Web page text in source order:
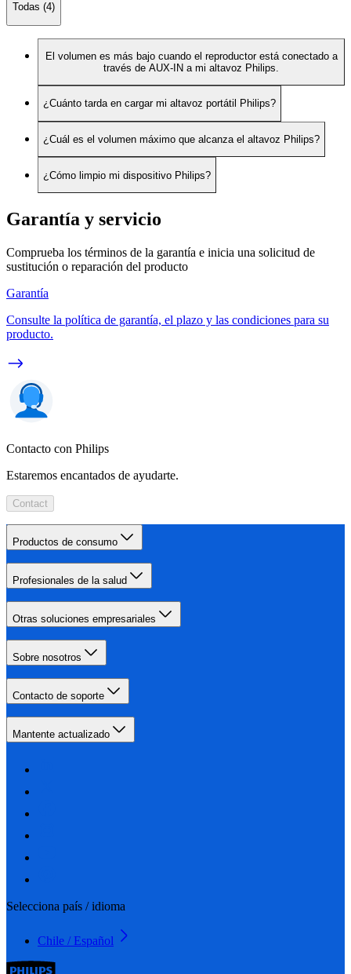
Todas (4)
El volumen es más bajo cuando el reproductor está conectado a
través de AUX-IN a mi altavoz Philips.
¿Cuánto tarda en cargar mi altavoz portátil Philips?
¿Cuál es el volumen máximo que alcanza el altavoz Philips?
¿Cómo limpio mi dispositivo Philips?
Garantía y servicio
Comprueba los términos de la garantía e inicia una solicitud de
sustitución o reparación del producto
Garantía
Consulte la política de garantía, el plazo y las condiciones para su
producto.
Contacto con Philips
Estaremos encantados de ayudarte.
Contact
Productos de consumo
Profesionales de la salud
Otras soluciones empresariales
Sobre nosotros
Contacto de soporte
Mantente actualizado
Selecciona país / idioma
Chile / Español